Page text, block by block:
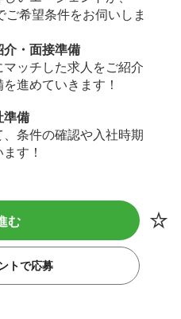
ご希望条件をお伺いしま
・面接準備
ッチした求人をご紹介
進めていきます！
備
条件の確認や入社時期
す！
む
トで応募